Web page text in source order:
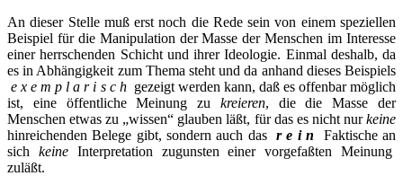
An dieser Stelle muß erst noch die Rede sein von einem speziellen
Beispiel für die Manipulation der Masse der Menschen im Interesse
einer herrschenden Schicht und ihrer Ideologie. Einmal deshalb, da
es in Abhängigkeit zum Thema steht und da anhand dieses Beispiels
e x e m p l a r i s c h gezeigt werden kann, daß es offenbar möglich
ist, eine öffentliche Meinung zu kreieren, die die Masse der
Menschen etwas zu „wissen“ glauben läßt, für das es nicht nurkeine
hinreichenden Belege gibt, sondern auch dasr e i n
Faktische an
sich keineInterpretation zugunsten einer vorgefaßten Meinung
zuläßt.